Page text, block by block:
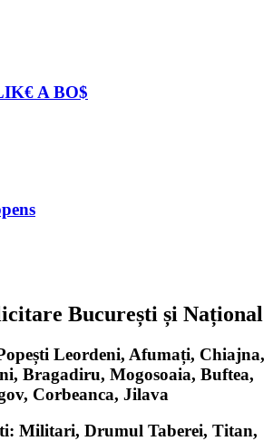
A BO$
București și Național
Leordeni, Afumați, Chiajna,
Bragadiru, Mogosoaia, Buftea,
Corbeanca, Jilava
Militari, Drumul Taberei, Titan,